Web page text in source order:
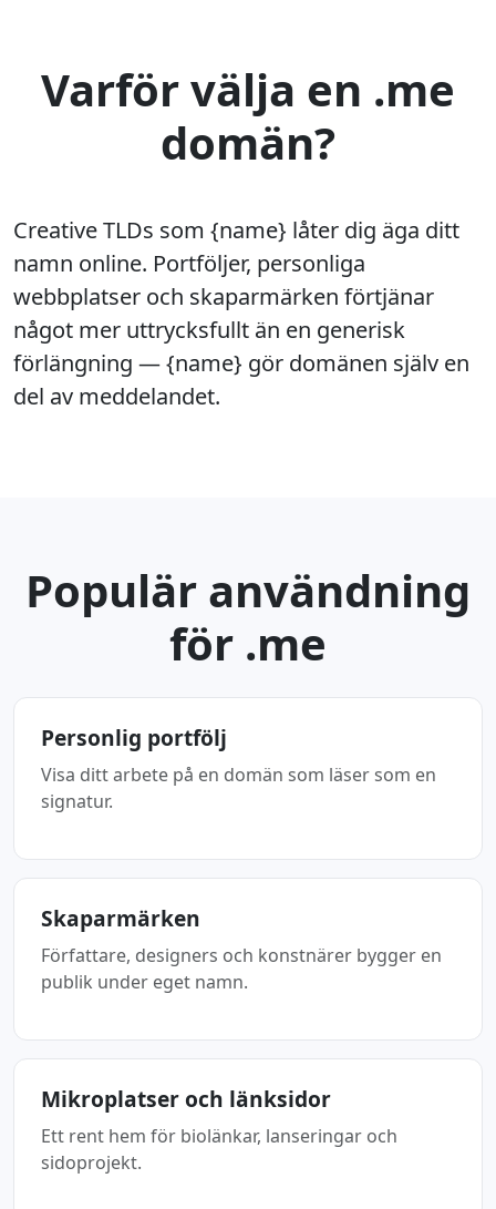
Varför välja en .me
domän?
Creative TLDs som {name} låter dig äga ditt
namn online. Portföljer, personliga
webbplatser och skaparmärken förtjänar
något mer uttrycksfullt än en generisk
förlängning — {name} gör domänen själv en
del av meddelandet.
Populär användning
för .me
Personlig portfölj
Visa ditt arbete på en domän som läser som en
signatur.
Skaparmärken
Författare, designers och konstnärer bygger en
publik under eget namn.
Mikroplatser och länksidor
Ett rent hem för biolänkar, lanseringar och
sidoprojekt.